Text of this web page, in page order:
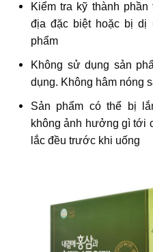
Kiểm tra kỹ thành
địa đặc biệt hoặc bị dị
phẩm
Không sử dụng sản
dụng. Không hâm nóng
Sản phẩm có thể bị
không ảnh hưởng gì tới
lắc đều trước khi uống